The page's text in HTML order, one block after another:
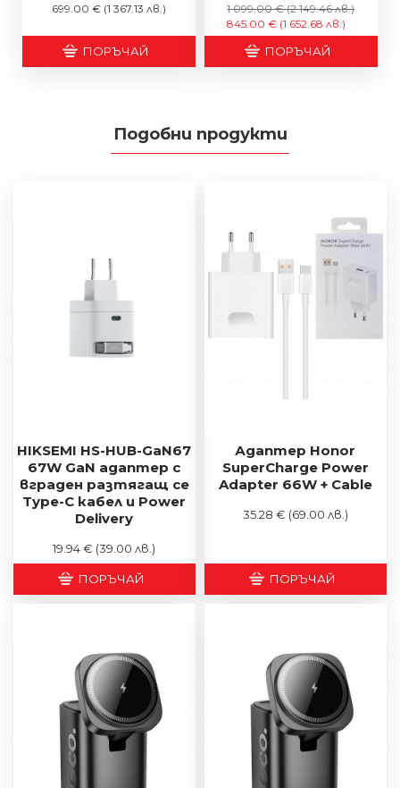
699.00 € (1 367.13 лв.)
ПОРЪЧАЙ
845.00 € (1 652.68 лв.)
1 099.00 €(2 149.46 лв.)
ПОРЪЧАЙ
Подобни продукти
HIKSEMI HS-HUB-GaN67
67W GaN адаптер с
вграден разтягащ се
Type-C кабел и Power
Delivery
19.94 € (39.00 лв.)
ПОРЪЧАЙ
Адаптер Honor
SuperCharge Power
Adapter 66W + Cable
35.28 € (69.00 лв.)
ПОРЪЧАЙ